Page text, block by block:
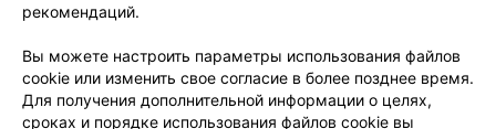
Обработка персональных данных
рекомендаций.
Вы можете настроить параметры использования файлов
cookie или изменить свое согласие в более позднее время.
Для получения дополнительной информации о целях,
сроках и порядке использования файлов cookie вы